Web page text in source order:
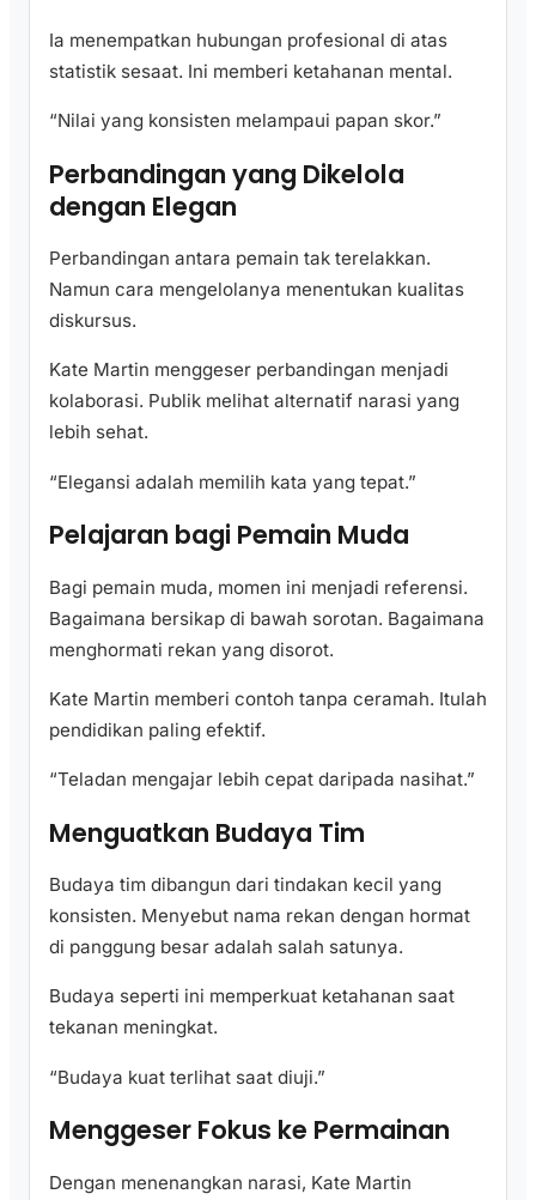
Ia menempatkan hubungan profesional di atas
statistik sesaat. Ini memberi ketahanan mental.
“Nilai yang konsisten melampaui papan skor.”
Perbandingan yang Dikelola
dengan Elegan
Perbandingan antara pemain tak terelakkan.
Namun cara mengelolanya menentukan kualitas
diskursus.
Kate Martin menggeser perbandingan menjadi
kolaborasi. Publik melihat alternatif narasi yang
lebih sehat.
“Elegansi adalah memilih kata yang tepat.”
Pelajaran bagi Pemain Muda
Bagi pemain muda, momen ini menjadi referensi.
Bagaimana bersikap di bawah sorotan. Bagaimana
menghormati rekan yang disorot.
Kate Martin memberi contoh tanpa ceramah. Itulah
pendidikan paling efektif.
“Teladan mengajar lebih cepat daripada nasihat.”
Menguatkan Budaya Tim
Budaya tim dibangun dari tindakan kecil yang
konsisten. Menyebut nama rekan dengan hormat
di panggung besar adalah salah satunya.
Budaya seperti ini memperkuat ketahanan saat
tekanan meningkat.
“Budaya kuat terlihat saat diuji.”
Menggeser Fokus ke Permainan
Dengan menenangkan narasi, Kate Martin